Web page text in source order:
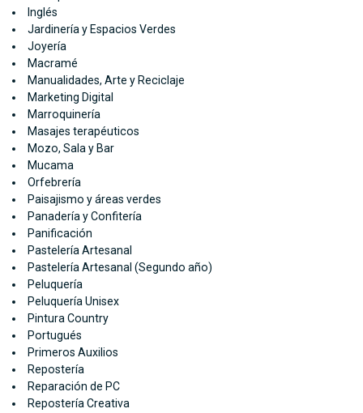
Inglés
Jardinería y Espacios Verdes
Joyería
Macramé
Manualidades, Arte y Reciclaje
Marketing Digital
Marroquinería
Masajes terapéuticos
Mozo, Sala y Bar
Mucama
Orfebrería
Paisajismo y áreas verdes
Panadería y Confitería
Panificación
Pastelería Artesanal
Pastelería Artesanal (Segundo año)
Peluquería
Peluquería Unisex
Pintura Country
Portugués
Primeros Auxilios
Repostería
Reparación de PC
Repostería Creativa